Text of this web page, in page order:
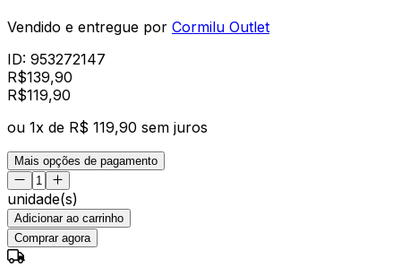
Vendido e entregue por Cormilu Outlet
ID: 953272147
R$139,90
R$119,90
ou 1x de R$ 119,90 sem juros
Mais opções de pagamento
unidade(s)
Adicionar ao carrinho
Comprar agora